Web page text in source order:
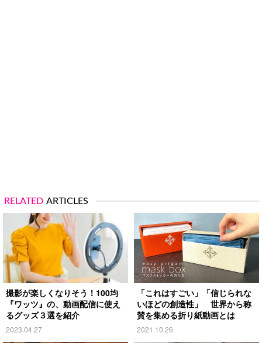
RELATED ARTICLES
撮影が楽しくなりそう！100均
『ワッツ』の、動画配信に使え
るグッズ３選を紹介
2023.04.27
「これはすごい」「信じられな
いほどの創造性」 世界から称
賛を集める折り紙動画とは
2021.10.26